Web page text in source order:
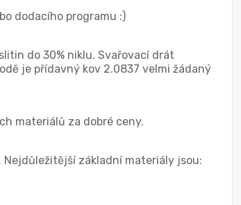
dodacího programu :)
do 30% niklu. Svařovací drát
je přídavný kov 2.0837 velmi žádaný
materiálů za dobré ceny.
základní materiály jsou: